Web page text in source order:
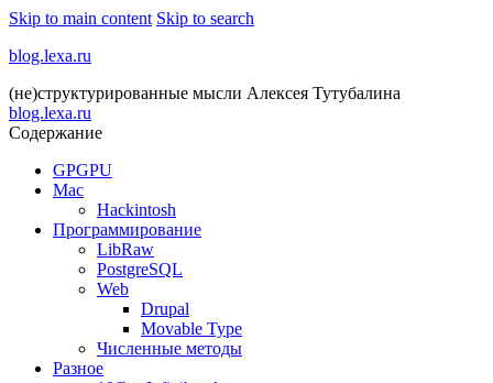
Skip to main content Skip to search
blog.lexa.ru
(не)структурированные мысли Алексея Тутубалина
blog.lexa.ru
Содержание
GPGPU
Mac
Hackintosh
Программирование
LibRaw
PostgreSQL
Web
Drupal
Movable Type
Численные методы
Разное